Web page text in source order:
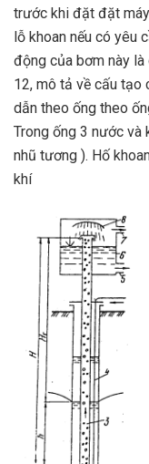
trước khi đặt đặt
lỗ khoan nếu có yêu
động của bơm này là
12, mô tả về cấu tạo
dẫn theo ống theo
Trong ống 3 nước và
nhũ tương ). Hố
khí